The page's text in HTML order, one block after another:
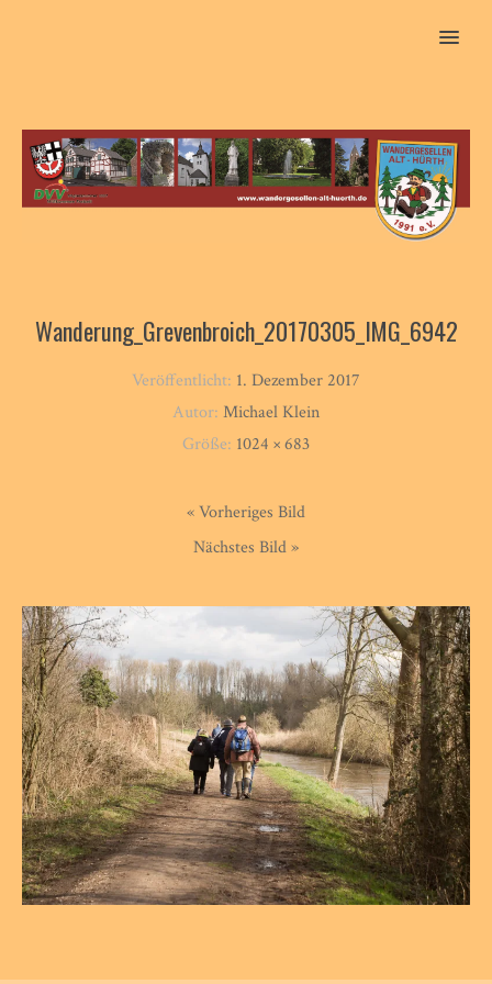
MENU
Wanderung_Grevenbroich_20170305_IMG_6942
Veröffentlicht: 1. Dezember 2017
Autor: Michael Klein
Größe: 1024 × 683
« Vorheriges Bild
Nächstes Bild »